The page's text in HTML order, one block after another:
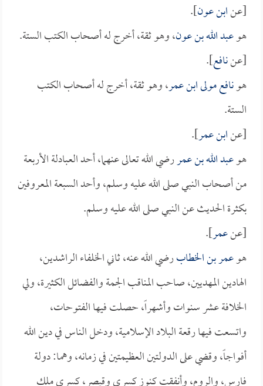
[عنابن عون].
هوعبد الله بن عون، وهو ثقة، أخرج له أصحاب الكتب الستة.
[عننافع].
هونافع مولى ابن عمر، وهو ثقة، أخرج له أصحاب الكتب
الستة.
[عنابن عمر].
هوعبد الله بن عمررضي الله تعالى عنهما، أحد العبادلة الأربعة
من أصحاب النبي صلى الله عليه وسلم، وأحد السبعة المعروفين
بكثرة الحديث عن النبي صلى الله عليه وسلم.
[عنعمر].
هوعمر بن الخطابرضي الله عنه، ثاني الخلفاء الراشدين،
الهادين المهديين، صاحب المناقب الجمة والفضائل الكثيرة، ولي
الخلافة عشر سنوات وأشهراً، حصلت فيها الفتوحات،
واتسعت فيها رقعة البلاد الإسلامية، ودخل الناس في دين الله
أفواجاً، وقضي على الدولتين العظيمتين في زمانه، وهما: دولة